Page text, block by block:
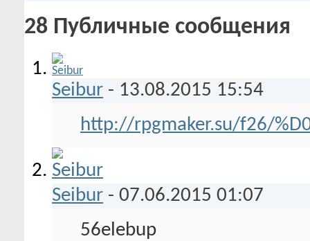
28 Публичные сообщения
Seibur - 13.08.2015 15:54
http://rpgmaker.su/f26/
Seibur - 07.06.2015 01:07
56elebup